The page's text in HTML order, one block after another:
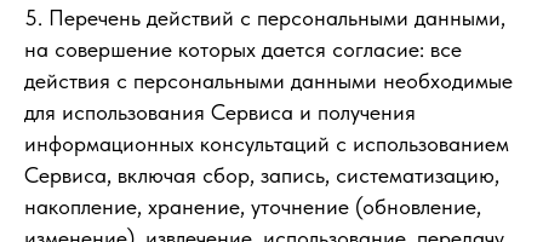
5. Перечень действий с персональными данными,
на совершение которых дается согласие: все
действия с персональными данными необходимые
для использования Сервиса и получения
информационных консультаций с использованием
Сервиса, включая сбор, запись, систематизацию,
накопление, хранение, уточнение (обновление,